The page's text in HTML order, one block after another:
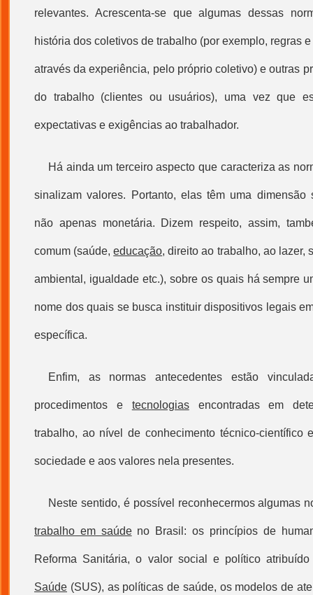
relevantes. Acrescenta-se que algumas dessas
história dos coletivos de trabalho (por exemplo, regras
através da experiência, pelo próprio coletivo) e outras
do trabalho (clientes ou usuários), uma vez que
expectativas e exigências ao trabalhador.
Há ainda um terceiro aspecto que caracteriza as
sinalizam valores. Portanto, elas têm uma dimensão
não apenas monetária. Dizem respeito, assim,
comum (saúde,educação, direito ao trabalho, ao lazer,
ambiental, igualdade etc.), sobre os quais há sempre
nome dos quais se busca instituir dispositivos legais
específica.
Enfim, as normas antecedentes estão
procedimentos e tecnologiasencontradas em
trabalho, ao nível de conhecimento técnico-científico
sociedade e aos valores nela presentes.
Neste sentido, é possível reconhecermos algumas
trabalho em saúdeno Brasil: os princípios de
Reforma Sanitária, o valor social e político
Saúde (SUS), as políticas de saúde, os modelos de